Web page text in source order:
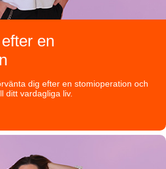
en
dig efter en stomioperation och
ditt vardagliga liv.